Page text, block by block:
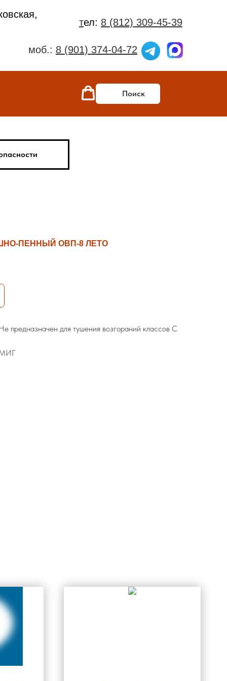
тел: 8 (812) 309-45-39
моб.: 8 (901) 374-04-72
Поиск
ПЕННЫЙ ОВП-8 ЛЕТО
предназначен для тушения возгораний классов C
МИГ